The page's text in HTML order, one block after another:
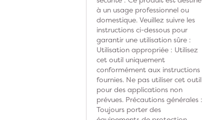
à un usage professionnel ou
domestique. Veuillez suivre les
instructions ci-dessous pour
garantir une utilisation sûre :
Utilisation appropriée : Utilisez
cet outil uniquement
conformément aux instructions
fournies. Ne pas utiliser cet outil
pour des applications non
prévues. Précautions générales :
Toujours porter des